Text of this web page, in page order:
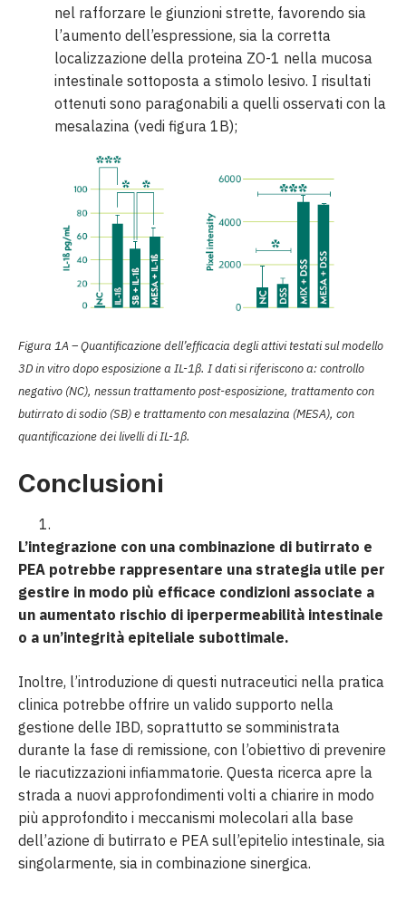
nel rafforzare le giunzioni strette, favorendo sia
l’aumento dell’espressione, sia la corretta
localizzazione della proteina ZO-1 nella mucosa
intestinale sottoposta a stimolo lesivo. I risultati
ottenuti sono paragonabili a quelli osservati con la
mesalazina (vedi figura 1B);
Figura 1A – Quantificazione dell’efficacia degli attivi testati sul modello
3D in vitro dopo esposizione a IL-1β. I dati si riferiscono a: controllo
negativo (NC), nessun trattamento post-esposizione, trattamento con
butirrato di sodio (SB) e trattamento con mesalazina (MESA), con
quantificazione dei livelli di IL-1β.
Conclusioni
L’integrazione con una combinazione di butirrato e
PEA potrebbe rappresentare una strategia utile per
gestire in modo più efficace condizioni associate a
un aumentato rischio di iperpermeabilità intestinale
o a un’integrità epiteliale subottimale.
Inoltre, l’introduzione di questi nutraceutici nella pratica
clinica potrebbe offrire un valido supporto nella
gestione delle IBD, soprattutto se somministrata
durante la fase di remissione, con l’obiettivo di prevenire
le riacutizzazioni infiammatorie. Questa ricerca apre la
strada a nuovi approfondimenti volti a chiarire in modo
più approfondito i meccanismi molecolari alla base
dell’azione di butirrato e PEA sull’epitelio intestinale, sia
singolarmente, sia in combinazione sinergica.